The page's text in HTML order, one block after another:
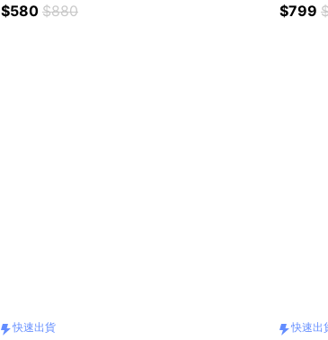
$580 $880 $799
快速出貨 快速出